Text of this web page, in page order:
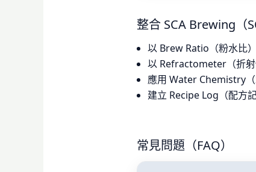
整合 SCA Brewing（
以 Brew Ratio（粉水比
以 Refractometer（折射
應用 Water Chemistry
建立 Recipe Log（配方
常見問題（FAQ）